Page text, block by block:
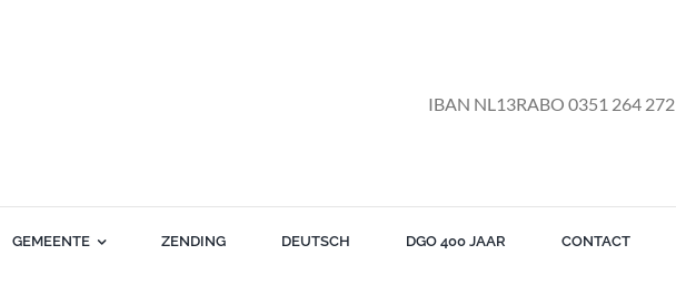
IBAN NL13RABO 0351 264 272
GEMEENTE ZENDING DEUTSCH DGO 400 JAAR CONTACT